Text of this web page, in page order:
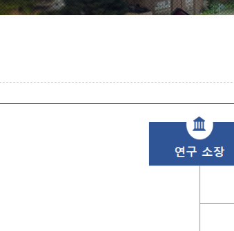
갤러리